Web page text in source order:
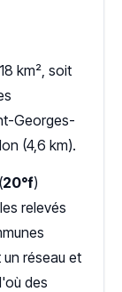
km², soit
Georges-
(4,6 km).
20°f)
relevés
réseau et
des